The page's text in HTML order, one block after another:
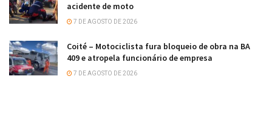
acidente de moto
7 DE AGOSTO DE 2026
Coité – Motociclista fura bloqueio de obra na BA
409 e atropela funcionário de empresa
7 DE AGOSTO DE 2026